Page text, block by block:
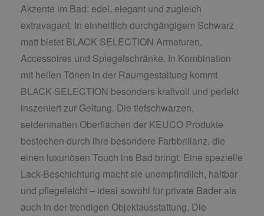
Akzente im Bad: edel, elegant und zugleich
extravagant. In einheitlich durchgängigem Schwarz
matt bietet BLACK SELECTION Armaturen,
Accessoires und Spiegelschränke. In Kombination
mit hellen Tönen in der Raumgestaltung kommt
BLACK SELECTION besonders kraftvoll und perfekt
inszeniert zur Geltung. Die tiefschwarzen,
seidenmatten Oberflächen der KEUCO Produkte
bestechen durch ihre besondere Farbbrillanz, die
einen luxuriösen Touch ins Bad bringt. Eine spezielle
Lack-Beschichtung macht sie unempfindlich, haltbar
und pflegeleicht – ideal sowohl für private Bäder als
auch in der trendigen Objektausstattung. Die